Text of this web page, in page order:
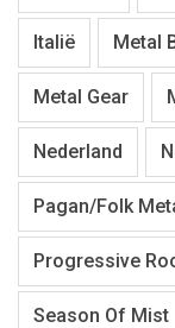
Italië Metal
Metal Gear
Nederland
Pagan/Folk
Progressive
Season Of Mist